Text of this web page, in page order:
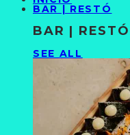
BAR | RESTÓ
BAR | RESTÓ
SEE ALL